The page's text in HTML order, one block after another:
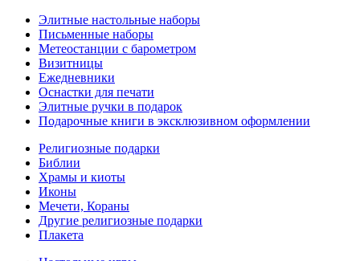
Элитные настольные наборы
Письменные наборы
Метеостанции с барометром
Визитницы
Ежедневники
Оснастки для печати
Элитные ручки в подарок
Подарочные книги в эксклюзивном оформлении
Религиозные подарки
Библии
Храмы и киоты
Иконы
Мечети, Кораны
Другие религиозные подарки
Плакета